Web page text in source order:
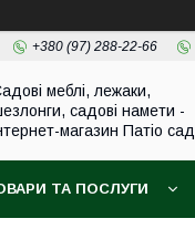
+380 (97) 288-22-66
меблі, лежаки,
садові намети -
магазин Патіо сад
ТА ПОСЛУГИ